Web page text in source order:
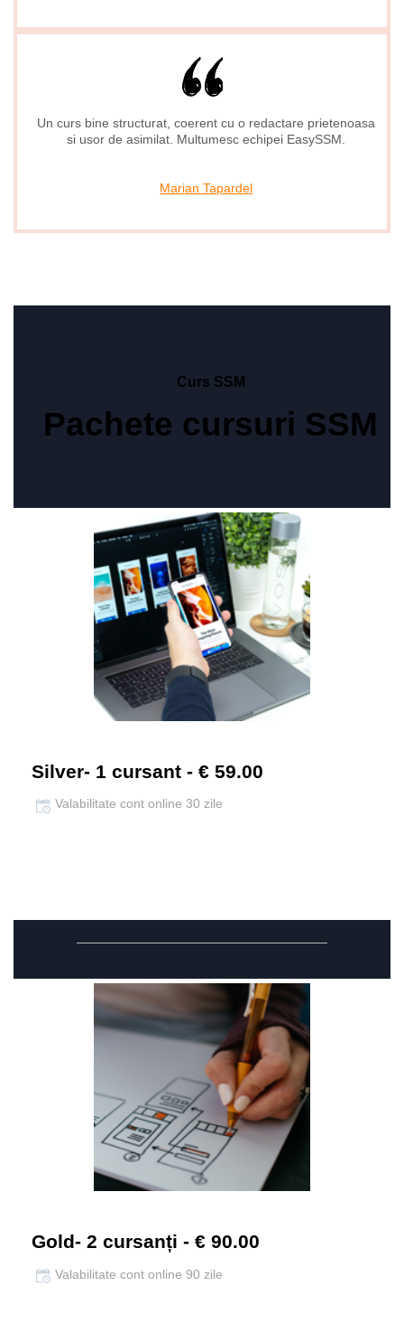
Un curs bine structurat, coerent cu o redactare prietenoasa
si usor de asimilat. Multumesc echipei EasySSM.
Marian Tapardel
Curs SSM
Pachete cursuri SSM
Silver- 1 cursant - € 59.00
Valabilitate cont online 30 zile
Gold- 2 cursanți - € 90.00
Valabilitate cont online 90 zile